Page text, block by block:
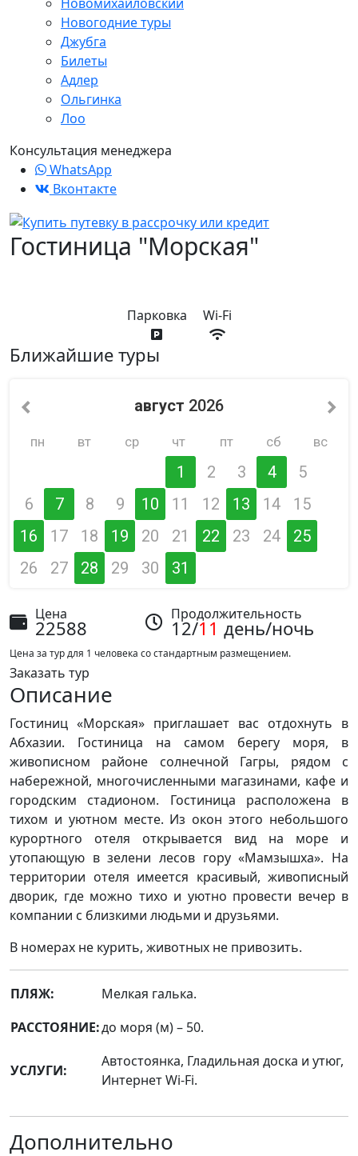
Новогодние туры
Джубга
Билеты
Адлер
Ольгинка
Лоо
Консультация менеджера
WhatsApp
Вконтакте
Гостиница "Морская"
Парковка Wi-Fi
Ближайшие туры
август 2026
пн вт ср чт пт сб вс
1 2 3 4
5
6
7 8 9 10 11 12 13 14
15
16
17 18 19 20 21 22 23 24
25
26
27 28 29 30 31
Цена
22588
Продолжительность
12/11 день/ночь
Цена за тур для 1 человека со стандартным размещением.
Заказать тур
Описание
Гостиниц «Морская» приглашает вас отдохнуть в
Абхазии. Гостиница на самом берегу моря, в
живописном районе солнечной Гагры, рядом с
набережной, многочисленными магазинами, кафе и
городским стадионом. Гостиница расположена в
тихом и уютном месте. Из окон этого небольшого
курортного отеля открывается вид на море и
утопающую в зелени лесов гору «Мамзышха». На
территории отеля имеется красивый, живописный
дворик, где можно тихо и уютно провести вечер в
компании с близкими людьми и друзьями.
В номерах не курить, животных не привозить.
ПЛЯЖ:
Мелкая галька.
РАССТОЯНИЕ:до моря (м) – 50.
УСЛУГИ:
Автостоянка, Гладильная доска и утюг,
Интернет Wi-Fi.
Дополнительно